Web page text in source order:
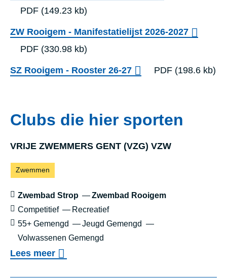
PDF (149.23 kb)
ZW Rooigem - Manifestatielijst 2026-2027
PDF (330.98 kb)
SZ Rooigem - Rooster 26-27 PDF (198.6 kb)
Clubs die hier sporten
VRIJE ZWEM­MERS GENT (VZG) VZW
Sporten:
Zwemmen
Locaties:
Zwembad Strop Zwembad Rooigem
Sportniveau:
Competitief Recreatief
Leeftijd:
55+ Gemengd
Jeugd Gemengd
Volwassenen Gemengd
Lees meero